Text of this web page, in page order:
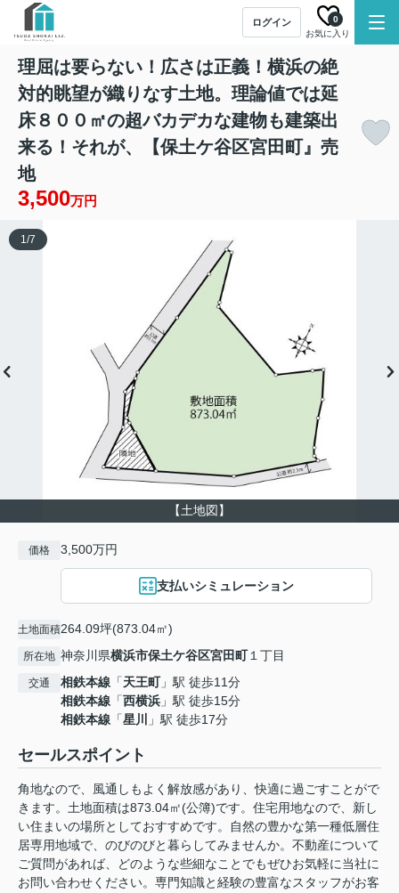
ログイン
お気に入り
0
理屈は要らない！広さは正義！横浜の絶
対的眺望が織りなす土地。理論値では延
床８００㎡の超バカデカな建物も建築出
来る！それが、【保土ケ谷区宮田町』売
地
3,500万円
【土地図】
1/7
価格 3,500万円
支払いシミュレーション
土地面積264.09坪(873.04㎡)
所在地 神奈川県横浜市保土ケ谷区宮田町１丁目
交通 相鉄本線 「天王町」駅 徒歩11分
相鉄本線 「西横浜 」駅 徒歩15分
相鉄本線 「星川 」駅 徒歩17分
セールスポイント
角地なので、風通しもよく解放感があり、快適に過ごすことがで
きます。土地面積は873.04㎡(公簿)です。住宅用地なので、新し
い住まいの場所としておすすめです。自然の豊かな第一種低層住
居専用地域で、のびのびと暮らしてみませんか。不動産について
ご質問があれば、どのような些細なことでもぜひお気軽に当社に
お問い合わせください。専門知識と経験の豊富なスタッフがお客